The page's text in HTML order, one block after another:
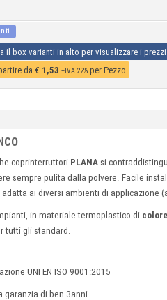
il box varianti in alto per visualizzare i prezzi
da € 1,53 +IVA 22% per Pezzo
coprinterruttori PLANA si
sempre pulita dalla polvere. Facile
adatta aidiversi ambienti di applicazione
in materiale termoplastico di
tutti gli standard.
UNI EN ISO 9001:2015
garanzia di ben 3anni.